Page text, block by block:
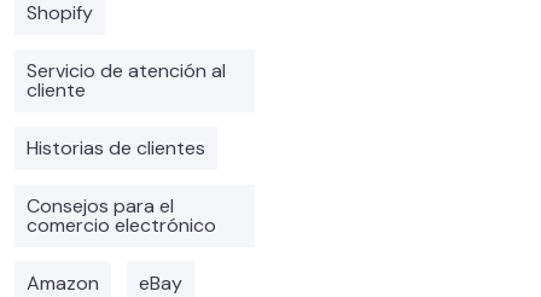
Shopify
Servicio de atención al
cliente
Historias de clientes
Consejos para el
comercio electrónico
Amazon eBay